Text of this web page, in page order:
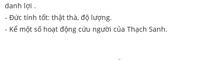
danh lợi .
- Đức tính tốt: thật thà, độ lượng.
- Kể một số hoạt động cứu người của Thạch Sanh.